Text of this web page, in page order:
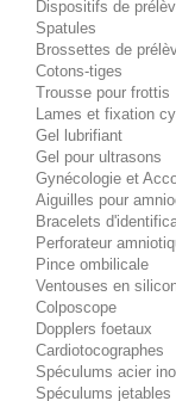
Dispositifs de
Spatules
Brossettes de
Cotons-tiges
Trousse pour frottis
Lames et fixation
Gel lubrifiant
Gel pour ultrasons
Gynécologie et
Aiguilles pour
Bracelets
Perforateur
Pince ombilicale
Ventouses en
Colposcope
Dopplers foetaux
Cardiotocographes
Spéculums acier
Spéculums jetables